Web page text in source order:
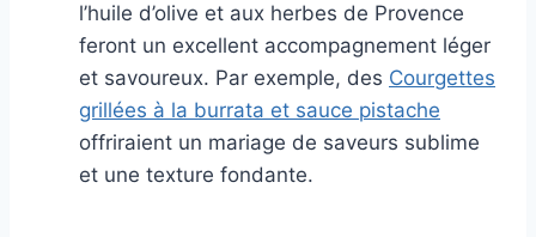
l’huile d’olive et aux herbes de Provence
feront un excellent accompagnement léger
et savoureux. Par exemple, des Courgettes
grillées à la burrata et sauce pistache
offriraient un mariage de saveurs sublime
et une texture fondante.